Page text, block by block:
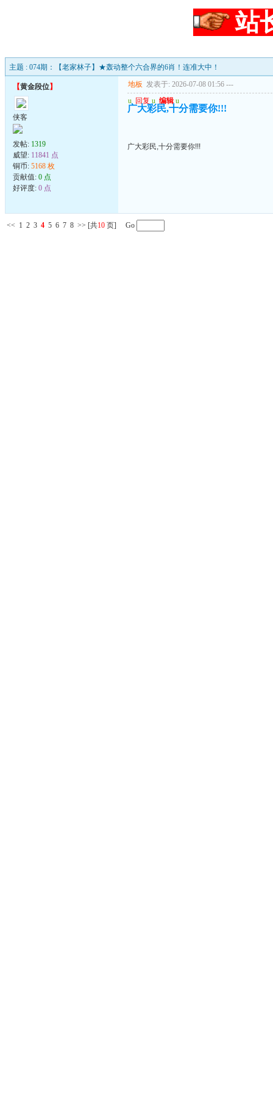
站
主题 : 074期：【老家林子】★轰动整个六合界的6肖！连准大中！
【黄金段位】
侠客
发帖: 1319
威望: 11841 点
铜币: 5168 枚
贡献值: 0 点
好评度: 0 点
地板 发表于: 2026-07-08 01:56 ---
u 回复 u 编辑 u
广大彩民,十分需要你!!!
广大彩民,十分需要你!!!
<< 1 2 3 4 5 6 7 8 >> [共10 页] Go